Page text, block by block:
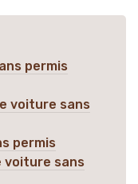
permis
voiture sans
permis
voiture sans